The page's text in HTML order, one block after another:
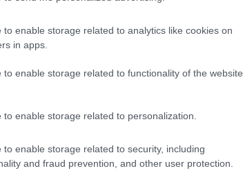
to enable storage related to analytics like cookies on
in apps.
to enable storage related to functionality of the website
enable storage related to personalization.
to enable storage related to security, including
and fraud prevention, and other user protection.
είσαι οικογενειάρχης, είσαι ένας
κατά συρροή που δεν
να λέει γ@@@να ψέματα
τα ίδια του τα παιδιά» - Ξέσπασε η
|28.07.2024 08:28
το μαχαίρι, να δεις πώς